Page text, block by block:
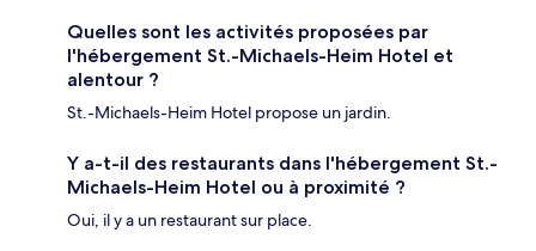
Quelles sont les activités proposées par
l'hébergement St.-Michaels-Heim Hotel et
alentour ?
St.-Michaels-Heim Hotel propose un jardin.
Y a-t-il des restaurants dans l'hébergement St.-
Michaels-Heim Hotel ou à proximité ?
Oui, il y a un restaurant sur place.